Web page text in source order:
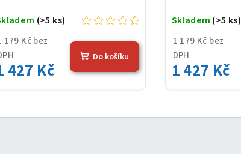
179 Kč bez
427 Kč
(>5 ks)
Do košíku
1 179 Kč bez
DPH
1 427 Kč
Skladem (>5 ks)